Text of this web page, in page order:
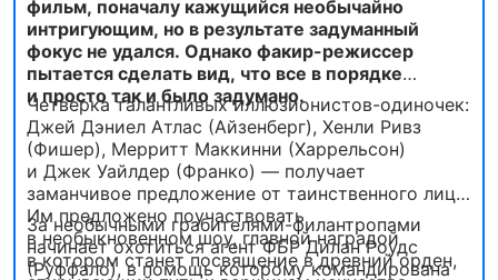
фильм, поначалу кажущийся необычайно
интригующим, но в результате задуманный
фокус не удался. Однако факир-режиссер
пытается сделать вид, что все в порядке
и просто так и было задумано.
Четверка талантливых иллюзионистов-одиночек:
Джей Дэниел Атлас (Айзенберг), Хенли Ривз
(Фишер), Мерритт Маккинни (Харрельсон)
и Джек Уайлдер (Франко) — получает
заманчивое предложение от таинственного лица.
Им предложено поучаствовать
в необыкновенном шоу, главной наградой
в котором станет посвящение в древний орден,
За необычными грабителями-филантропами
начинает охотиться агент ФБР Дилан Роудс
(Руффало), в помощь которому командирована